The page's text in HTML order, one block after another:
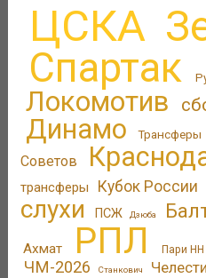
ЦСКА
Спартак
Локомотив
Динамо Трансферы
Советов
трансферы
Кубок России
слухи
ПСЖ Дзюба
Ахмат РПЛ Пари НН
ЧМ-2026 Станкович